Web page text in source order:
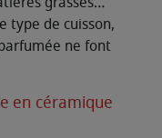
type de cuisson,
ne font
en céramique